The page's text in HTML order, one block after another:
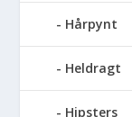
Hårpynt
Heldragt
Hipsters